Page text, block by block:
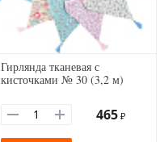
Гирлянда тканевая с
кисточками № 30 (3,2 м)
465 ₽